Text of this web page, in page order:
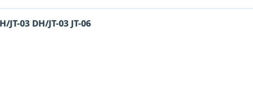
JT-03 DH/JT-03 JT-06